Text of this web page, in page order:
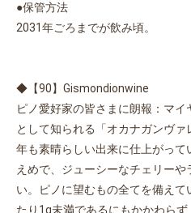
●保管方法
2031年ごろまでが飲み頃。
◆【90】Gismondionwine
ピノ愛好家の皆さまに朗報：マ
として知られる「オカナガンヴ
年も素晴らしい出来に仕上がっ
えめで、ジューシーなチェリー
い。ピノに望むもの全てを備え
たり1g未満であるにもかかわら